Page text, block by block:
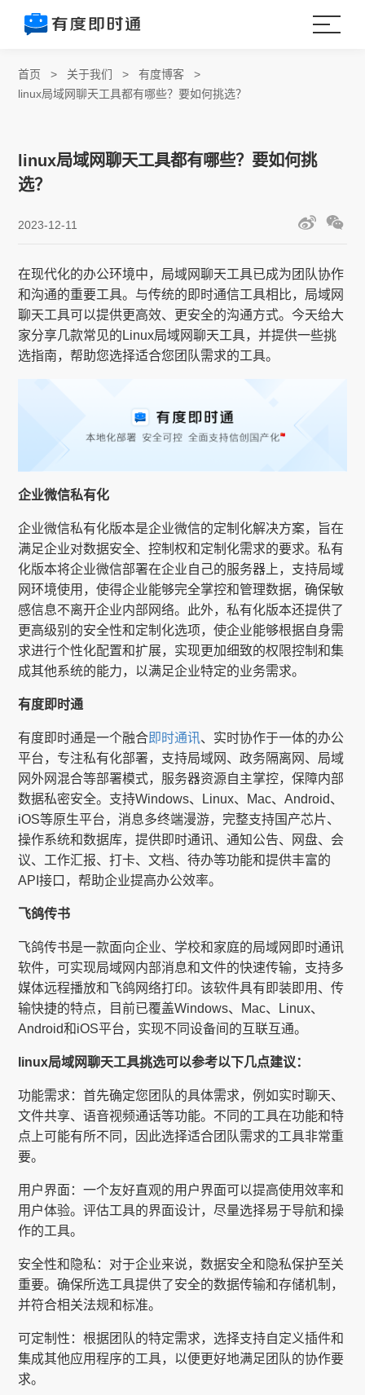
首页 > 关于我们 >有度博客 >
linux局域网聊天工具都有哪些？要如何挑选？
linux局域网聊天工具都有哪些？要如何挑
选？
2023-12-11
在现代化的办公环境中，局域网聊天工具已成为团队协作
和沟通的重要工具。与传统的即时通信工具相比，局域网
聊天工具可以提供更高效、更安全的沟通方式。今天给大
家分享几款常见的Linux局域网聊天工具，并提供一些挑
选指南，帮助您选择适合您团队需求的工具。
企业微信私有化
企业微信私有化版本是企业微信的定制化解决方案，旨在
满足企业对数据安全、控制权和定制化需求的要求。私有
化版本将企业微信部署在企业自己的服务器上，支持局域
网环境使用，使得企业能够完全掌控和管理数据，确保敏
感信息不离开企业内部网络。此外，私有化版本还提供了
更高级别的安全性和定制化选项，使企业能够根据自身需
求进行个性化配置和扩展，实现更加细致的权限控制和集
成其他系统的能力，以满足企业特定的业务需求。
有度即时通
有度即时通是一个融合即时通讯、实时协作于一体的办公
平台，专注私有化部署，支持局域网、政务隔离网、局域
网外网混合等部署模式，服务器资源自主掌控，保障内部
数据私密安全。支持Windows、Linux、Mac、Android、
iOS等原生平台，消息多终端漫游，完整支持国产芯片、
操作系统和数据库，提供即时通讯、通知公告、网盘、会
议、工作汇报、打卡、文档、待办等功能和提供丰富的
API接口，帮助企业提高办公效率。
飞鸽传书
飞鸽传书是一款面向企业、学校和家庭的局域网即时通讯
软件，可实现局域网内部消息和文件的快速传输，支持多
媒体远程播放和飞鸽网络打印。该软件具有即装即用、传
输快捷的特点，目前已覆盖Windows、Mac、Linux、
Android和iOS平台，实现不同设备间的互联互通。
linux局域网聊天工具挑选可以参考以下几点建议：
功能需求：首先确定您团队的具体需求，例如实时聊天、
文件共享、语音视频通话等功能。不同的工具在功能和特
点上可能有所不同，因此选择适合团队需求的工具非常重
要。
用户界面：一个友好直观的用户界面可以提高使用效率和
用户体验。评估工具的界面设计，尽量选择易于导航和操
作的工具。
安全性和隐私：对于企业来说，数据安全和隐私保护至关
重要。确保所选工具提供了安全的数据传输和存储机制，
并符合相关法规和标准。
可定制性：根据团队的特定需求，选择支持自定义插件和
集成其他应用程序的工具，以便更好地满足团队的协作要
求。